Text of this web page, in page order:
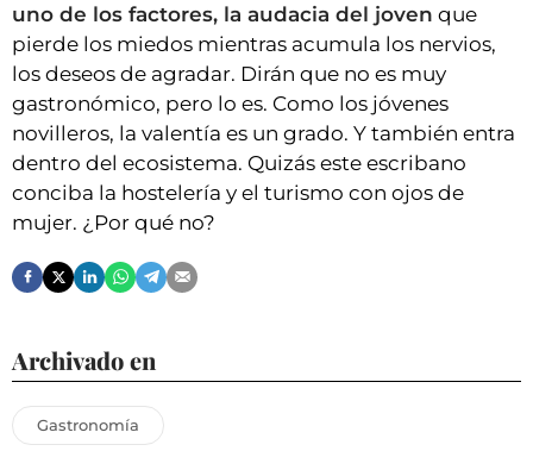
uno de los factores, la audacia del joven que
pierde los miedos mientras acumula los nervios,
los deseos de agradar. Dirán que no es muy
gastronómico, pero lo es. Como los jóvenes
novilleros, la valentía es un grado. Y también entra
dentro del ecosistema. Quizás este escribano
conciba la hostelería y el turismo con ojos de
mujer. ¿Por qué no?
Archivado en
Gastronomía